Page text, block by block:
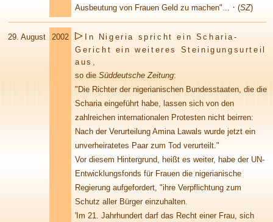
Ausbeutung von Frauen Geld zu machen"... · (SZ)
29. August 2002
In Nigeria spricht ein Scharia-
Gericht ein weiteres Steinigungsurteil
aus,
so die Süddeutsche Zeitung:
"Die Richter der nigerianischen Bundesstaaten, die die
Scharia eingeführt habe, lassen sich von den
zahlreichen internationalen Protesten nicht beirren:
Nach der Verurteilung Amina Lawals wurde jetzt ein
unverheiratetes Paar zum Tod verurteilt."
Vor diesem Hintergrund, heißt es weiter, habe der UN-
Entwicklungsfonds für Frauen die nigerianische
Regierung aufgefordert, "ihre Verpflichtung zum
Schutz aller Bürger einzuhalten.
'Im 21. Jahrhundert darf das Recht einer Frau, sich